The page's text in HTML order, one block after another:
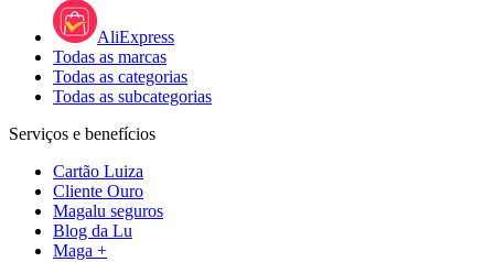
AliExpress
Todas as marcas
Todas as categorias
Todas as subcategorias
Serviços e benefícios
Cartão Luiza
Cliente Ouro
Magalu seguros
Blog da Lu
Maga +